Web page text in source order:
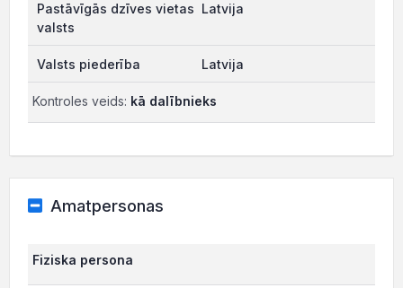
Latvija
Latvija
Kontroles veids: kā dalībnieks
Amatpersonas
Fiziska persona